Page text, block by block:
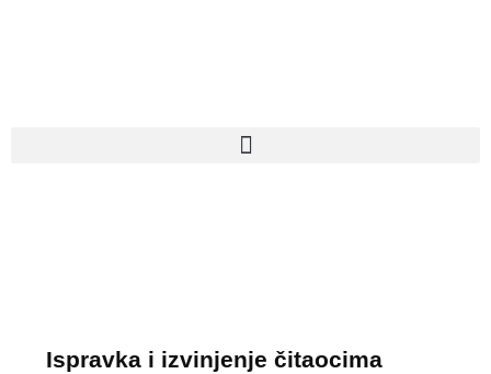
Ispravka i izvinjenje čitaocima